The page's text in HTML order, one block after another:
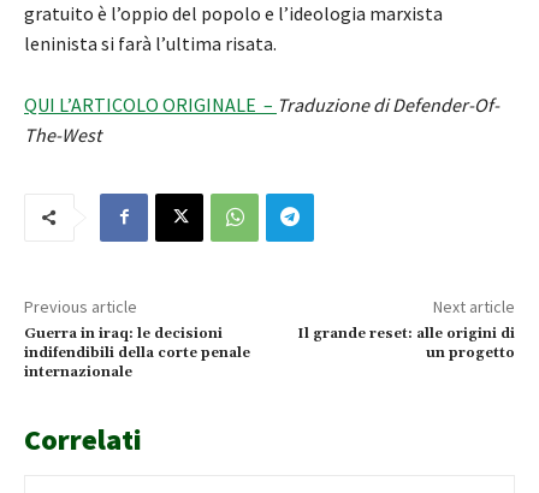
gratuito è l’oppio del popolo e l’ideologia marxista
leninista si farà l’ultima risata.
QUI L’ARTICOLO ORIGINALE – Traduzione di Defender-Of-
The-West
Previous article
Guerra in iraq: le decisioni
indifendibili della corte penale
internazionale
Next article
Il grande reset: alle origini di
un progetto
Correlati